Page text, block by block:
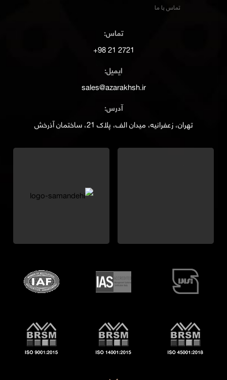
تماس با ما
تماس:
2721 21 98+
ایمیل:
sales@azarakhsh.ir
آدرس:
تهران، زعفرانیه، میدان الف، پلاک 21، ساختمان آذرخش